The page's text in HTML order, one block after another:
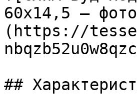
60х14,5 —
(https://
##